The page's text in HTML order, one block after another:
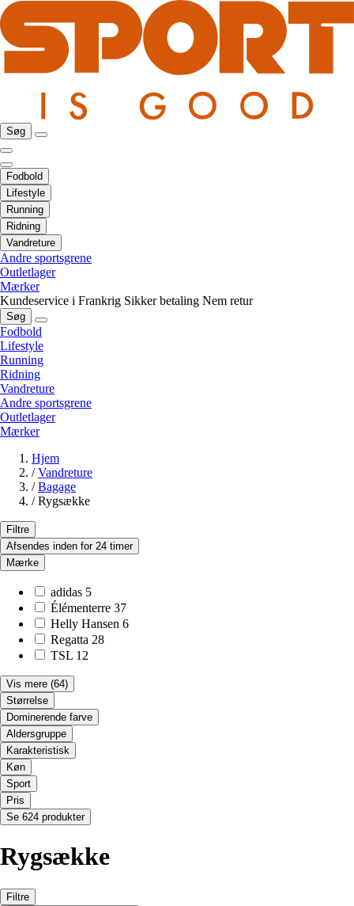
Søg
Fodbold
Lifestyle
Running
Ridning
Vandreture
Andre sportsgrene
Outletlager
Mærker
Kundeservice i Frankrig Sikker betaling Nem retur
Søg
Fodbold
Lifestyle
Running
Ridning
Vandreture
Andre sportsgrene
Outletlager
Mærker
Hjem
/ Vandreture
/ Bagage
/ Rygsække
Filtre
Afsendes inden for 24 timer
Mærke
adidas 5
Élémenterre 37
Helly Hansen 6
Regatta 28
TSL 12
Vis mere (64)
Størrelse
Dominerende farve
Aldersgruppe
Karakteristisk
Køn
Sport
Pris
Se 624 produkter
Rygsække
Filtre